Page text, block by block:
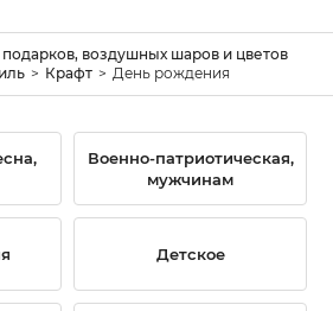
воздушных шаров и цветов
Крафт День рождения
Военно-патриотическая,
мужчинам
Детское